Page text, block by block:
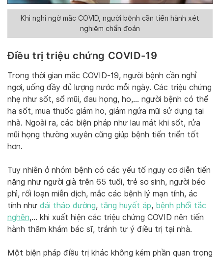
Khi nghi ngờ mắc COVID, người bệnh cần tiến hành xét
nghiệm chẩn đoán
Điều trị triệu chứng COVID-19
Trong thời gian mắc COVID-19, người bệnh cần nghỉ
ngơi, uống đầy đủ lượng nước mỗi ngày. Các triệu chứng
nhẹ như sốt, sổ mũi, đau họng, ho,… người bệnh có thể
hạ sốt, mua thuốc giảm ho, giảm ngứa mũi sử dụng tại
nhà. Ngoài ra, các biện pháp như lau mát khi sốt, rửa
mũi họng thường xuyên cũng giúp bệnh tiến triển tốt
hơn.
Tuy nhiên ở nhóm bệnh có các yếu tố nguy cơ diễn tiến
nặng như người già trên 65 tuổi, trẻ sơ sinh, người béo
phì, rối loạn miễn dịch, mắc các bệnh lý mạn tính, ác
tính như đái tháo đường, tăng huyết áp, bệnh phổi tắc
nghẽn,… khi xuất hiện các triệu chứng COVID nên tiến
hành thăm khám bác sĩ, tránh tự ý điều trị tại nhà.
Một biện pháp điều trị khác không kém phần quan trọng